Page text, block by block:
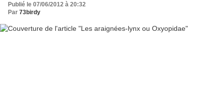
Publié le 07/06/2012 à 20:32
Par 73birdy